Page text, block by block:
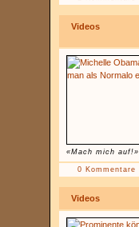
Videos
«Mach mich auf!»
0 Kommentare
Videos